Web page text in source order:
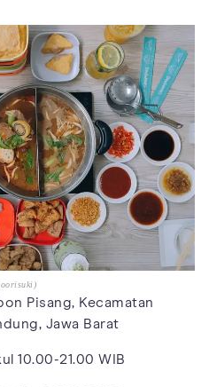
Pisang, Kecamatan
Jawa Barat
10.00-21.00 WIB